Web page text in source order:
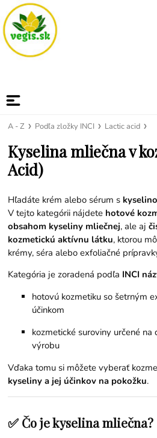
A - Z Podľa zložky INCI Lactic acid
Kyselina mliečna v
Acid)
Hľadáte krém alebo sérum s
V tejto kategórii nájdete hotové
obsahom kyseliny mliečnej, ale aj
kozmetickú aktívnu látku, ktorou
krémy, séra alebo exfoliačné
Kategória je zoradená podľa INCI
hotovú kozmetiku so šetrným
účinkom
kozmetické suroviny určené
výrobu
Vďaka tomu si môžete vyberať
kyseliny a jej účinkov na pokožku.
✅ Čo je kyselina mliečna?